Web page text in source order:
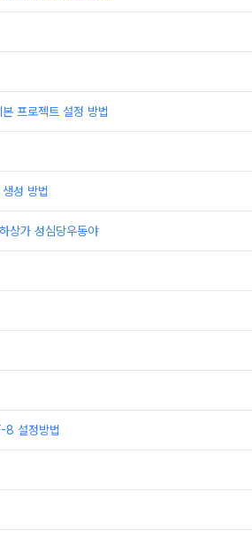
프로젝트 설정 방법
성 방법
상가 성심당우동야
8 설정방법